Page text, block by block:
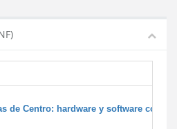
de Centro: hardware y software